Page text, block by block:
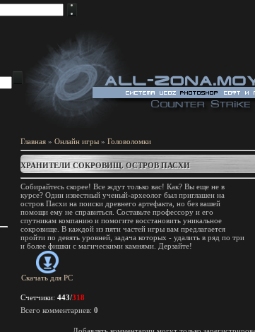
Главная » Онлайн игры » Головоломки
ХРАНИТЕЛИ СОКРОВИЩ. ОСТРОВ ПАСХИ
Собирайтесь скорее! Все ждут только вас! Как? Вы еще не в
курсе? Один известный ученый-археолог был приглашен на
остров Пасхи на поиски древнего артефакта, но без вашей
помощи ему не справиться. Составьте профессору и его
спутникам компанию и помогите восстановить уникальное
сокровище. В каждой из пяти частей игры вам предлагается
пройти по девять уровней, задача которых - удалить в ряд по три
и более фишки с магическими камнями. Дерзайте!
Скачать для PC
Счетчики: 443/318
Всего комментариев: 0